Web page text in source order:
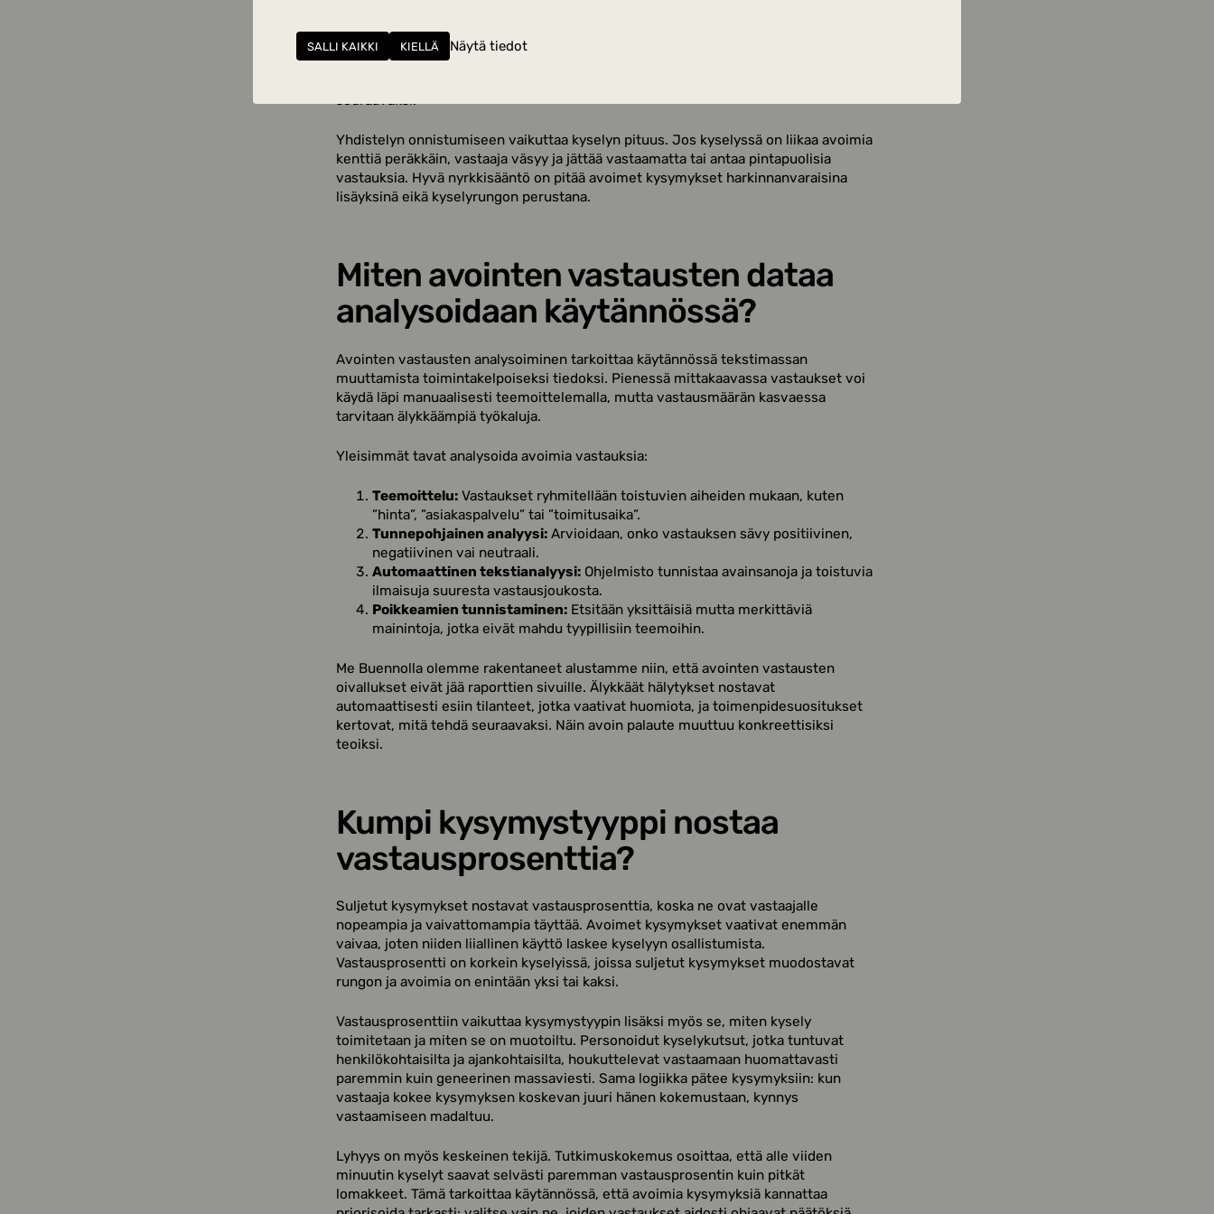
SALLI KAIKKI KIELLÄ Näytä tiedot
avoimella jatkokysymyksellä.
Klassinen esimerkki on NPS-kysely, jossa ensin kysytään suositteluhalukkuus
numerona ja sitten avoimella kentällä pyydetään perusteluja. Tämä yhdistelmä on
seuraavaksi.
Yhdistelyn onnistumiseen vaikuttaa kyselyn pituus. Jos kyselyssä on liikaa avoimia
kenttiä peräkkäin, vastaaja väsyy ja jättää vastaamatta tai antaa pintapuolisia
vastauksia. Hyvä nyrkkisääntö on pitää avoimet kysymykset harkinnanvaraisina
lisäyksinä eikä kyselyrungon perustana.
Miten avointen vastausten dataa
analysoidaan käytännössä?
Avointen vastausten analysoiminen tarkoittaa käytännössä tekstimassan
muuttamista toimintakelpoiseksi tiedoksi. Pienessä mittakaavassa vastaukset voi
käydä läpi manuaalisesti teemoittelemalla, mutta vastausmäärän kasvaessa
tarvitaan älykkäämpiä työkaluja.
Yleisimmät tavat analysoida avoimia vastauksia:
Teemoittelu: Vastaukset ryhmitellään toistuvien aiheiden mukaan, kuten
”hinta”, ”asiakaspalvelu” tai ”toimitusaika”.
Tunnepohjainen analyysi: Arvioidaan, onko vastauksen sävy positiivinen,
negatiivinen vai neutraali.
Automaattinen tekstianalyysi: Ohjelmisto tunnistaa avainsanoja ja toistuvia
ilmaisuja suuresta vastausjoukosta.
Poikkeamien tunnistaminen: Etsitään yksittäisiä mutta merkittäviä
mainintoja, jotka eivät mahdu tyypillisiin teemoihin.
Me Buennolla olemme rakentaneet alustamme niin, että avointen vastausten
oivallukset eivät jää raporttien sivuille. Älykkäät hälytykset nostavat
automaattisesti esiin tilanteet, jotka vaativat huomiota, ja toimenpidesuositukset
kertovat, mitä tehdä seuraavaksi. Näin avoin palaute muuttuu konkreettisiksi
teoiksi.
Kumpi kysymystyyppi nostaa
vastausprosenttia?
Suljetut kysymykset nostavat vastausprosenttia, koska ne ovat vastaajalle
nopeampia ja vaivattomampia täyttää. Avoimet kysymykset vaativat enemmän
vaivaa, joten niiden liiallinen käyttö laskee kyselyyn osallistumista.
Vastausprosentti on korkein kyselyissä, joissa suljetut kysymykset muodostavat
rungon ja avoimia on enintään yksi tai kaksi.
Vastausprosenttiin vaikuttaa kysymystyypin lisäksi myös se, miten kysely
toimitetaan ja miten se on muotoiltu. Personoidut kyselykutsut, jotka tuntuvat
henkilökohtaisilta ja ajankohtaisilta, houkuttelevat vastaamaan huomattavasti
paremmin kuin geneerinen massaviesti. Sama logiikka pätee kysymyksiin: kun
vastaaja kokee kysymyksen koskevan juuri hänen kokemustaan, kynnys
vastaamiseen madaltuu.
Lyhyys on myös keskeinen tekijä. Tutkimuskokemus osoittaa, että alle viiden
minuutin kyselyt saavat selvästi paremman vastausprosentin kuin pitkät
lomakkeet. Tämä tarkoittaa käytännössä, että avoimia kysymyksiä kannattaa